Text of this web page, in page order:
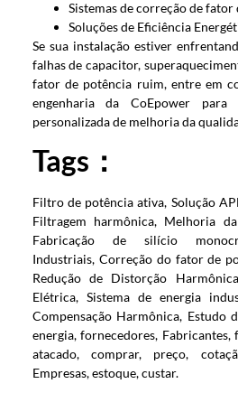
Sistemas de correção de fator
Soluções de Eficiência
Se sua instalação estiver
falhas de capacitor,
fator de potência ruim, entre em
engenharia da CoEpower
personalizada de melhoria da
Tags：
Filtro de potência ativa, Solução
Filtragem harmônica, Melhoria
Fabricação de silício
Industriais, Correção do fator de
Redução de Distorção
Elétrica, Sistema de energia
Compensação Harmônica, Estudo
energia, fornecedores, Fabricantes,
atacado, comprar, preço,
Empresas, estoque, custar.